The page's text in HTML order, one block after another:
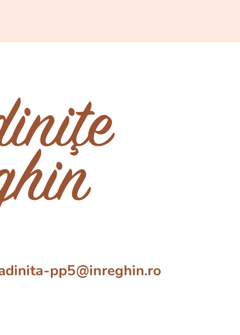
pp5@inreghin.ro